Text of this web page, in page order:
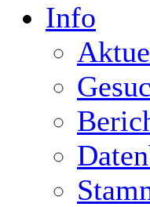
Info